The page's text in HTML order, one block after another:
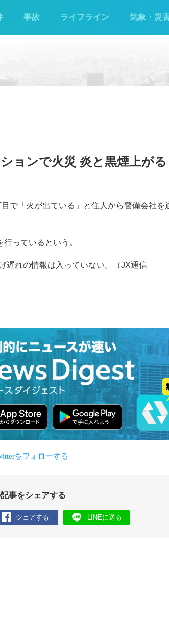
事故 ライフライン 気象・災
ョンで火災 炎と黒煙上がる
で「火が出ている」と住人から警備会社を
っているという。
遅れの情報は入っていない。（JX通信
事をシェアする
シェアする LINEに送る